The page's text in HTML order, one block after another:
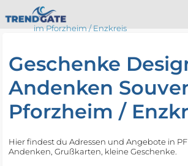
im Pforzheim / Enzkreis
Geschenke
Andenken
Pforzheim /
Hier findest du Adressen und Angebote in
Andenken, Grußkarten, kleine Geschenke.